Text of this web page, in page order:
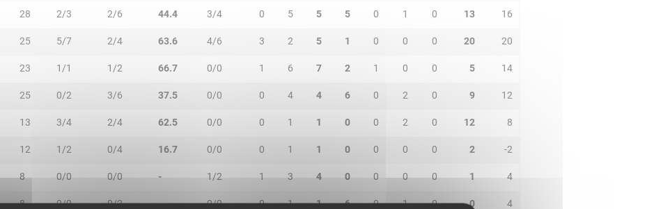
28 2/3 2/6 44.4 3/4 0 5 5 5 0 1 0 13 16
25 5/7 2/4 63.6 4/6 3 2 5 1 0 0 0 20 20
23 1/1 1/2 66.7 0/0 1 6 7 2 1 0 0 5 14
25 0/2 3/6 37.5 0/0 0 4 4 6 0 2 0 9 12
13 3/4 2/4 62.5 0/0 0 1 1 0 0 2 0 12 8
12 1/2 0/4 16.7 0/0 0 1 1 0 0 0 0 2 -2
8 0/0 0/0 - 1/2 1 3 4 0 0 0 0 1 4
8 0/0 0/2 - 0/0 0 1 1 6 0 1 0 0 4